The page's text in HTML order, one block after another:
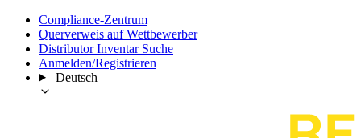
Compliance-Zentrum
Querverweis auf Wettbewerber
Distributor Inventar Suche
Anmelden/Registrieren
Deutsch